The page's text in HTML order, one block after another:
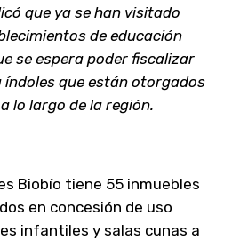
que ya se han visitado
de educación
se espera poder fiscalizar
índoles que están otorgados
lo largo de la región.
Biobío tiene 55 inmuebles
en concesión de uso
infantiles y salas cunas a